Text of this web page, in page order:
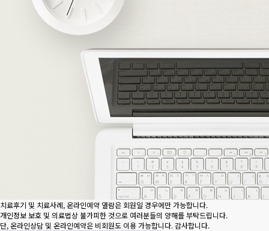
치료후기 및 치료사례, 온라인예약 열람은 회원일 경우에만 가능합니다.
개인정보 보호 및 의료법상 불가피한 것으로 여러분들의 양해를 부탁드립니다.
단, 온라인상담 및 온라인예약은 비회원도 이용 가능합니다. 감사합니다.